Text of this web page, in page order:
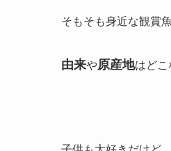
そもそも身近な観賞
由来や原産地はどこ